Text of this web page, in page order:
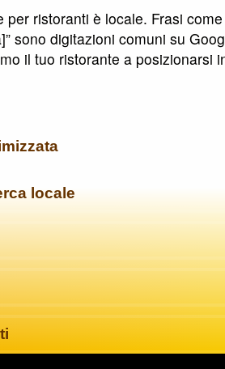
ristoranti è locale. Frasi come
sono digitazioni comuni su
il tuo ristorante a posizionarsi
locale